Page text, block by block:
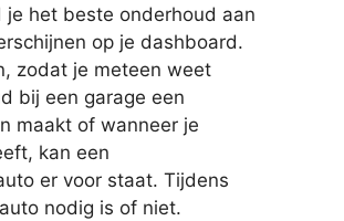
het beste onderhoud aan
op je dashboard.
zodat je meteen weet
bij een garage een
maakt of wanneer je
kan een
er voor staat. Tijdens
nodig is of niet.